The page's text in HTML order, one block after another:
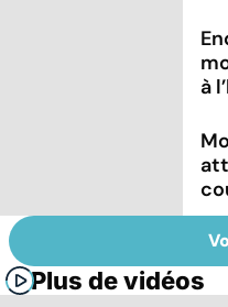
à
Plus de vidéos